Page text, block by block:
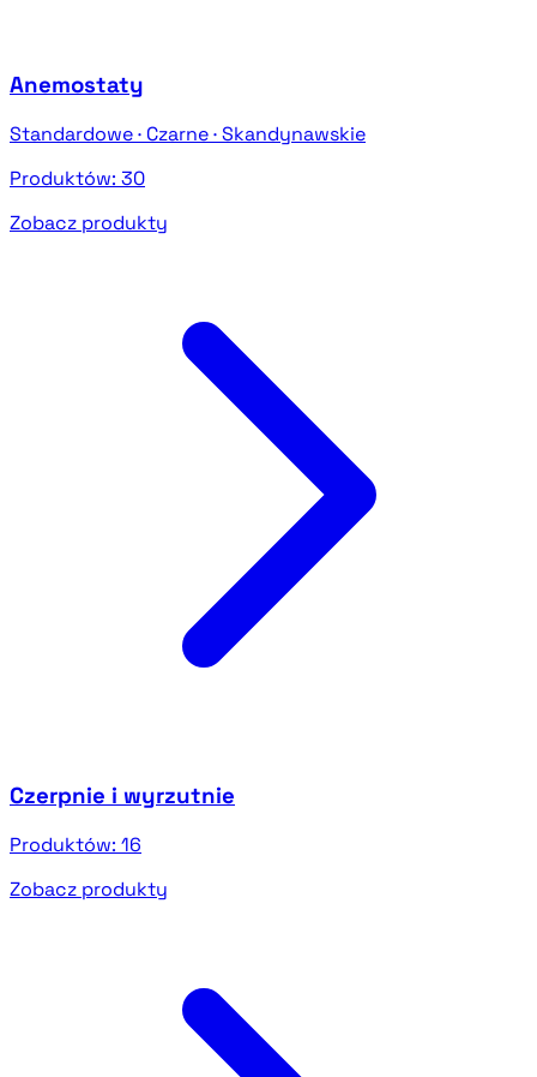
Anemostaty
Standardowe · Czarne · Skandynawskie
Produktów: 30
Zobacz produkty
Czerpnie i wyrzutnie
Produktów: 16
Zobacz produkty